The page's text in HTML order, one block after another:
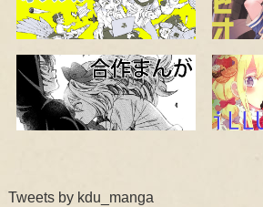
Tweets by kdu_manga